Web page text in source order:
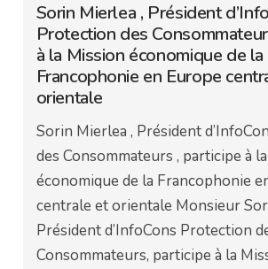
Sorin Mierlea , Président
Protection des
à la Mission économique de la
Francophonie en Europe
orientale
Sorin Mierlea , Président
des Consommateurs , participe à
économique de la Francophonie
centrale et orientale Monsieur
Président d’InfoCons Protection
Consommateurs, participe à la